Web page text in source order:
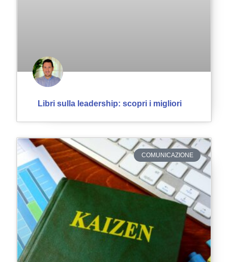
Libri sulla leadership: scopri i migliori
COMUNICAZIONE